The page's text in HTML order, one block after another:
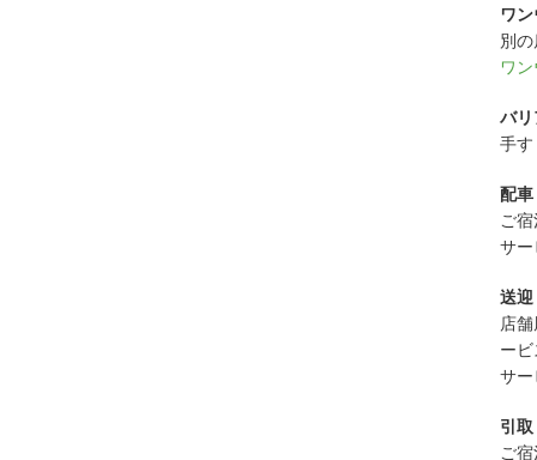
ワ
別
ワ
バリ
手す
配車
ご
サー
送迎
店
ー
サー
引取
ご